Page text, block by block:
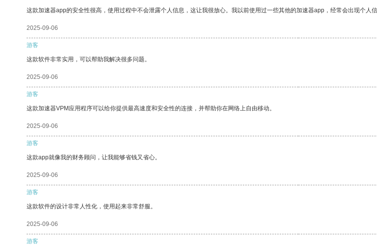
这款加速器app的安全性很高，使用过程中不会泄露个人信息，这让我很放心。我以前使用过一些其他的加速器app，经常会出现个人
2025-09-06
游客
这款软件非常实用，可以帮助我解决很多问题。
2025-09-06
游客
这款加速器VPM应用程序可以给你提供最高速度和安全性的连接，并帮助你在网络上自由移动。
2025-09-06
游客
这款app就像我的财务顾问，让我能够省钱又省心。
2025-09-06
游客
这款软件的设计非常人性化，使用起来非常舒服。
2025-09-06
游客